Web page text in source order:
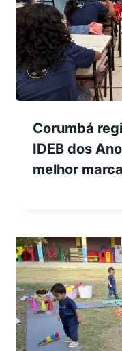
Corumbá
IDEB dos
melhor marca